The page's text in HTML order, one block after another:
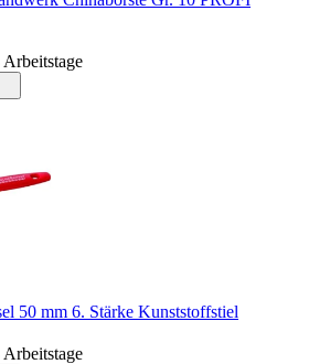
50 mm 6. Stärke Kunststoffstiel